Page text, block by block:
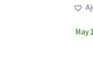
May